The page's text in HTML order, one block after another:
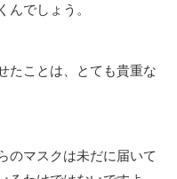
んでしょう。
たことは、とても貴重な
のマスクは未だに届いて